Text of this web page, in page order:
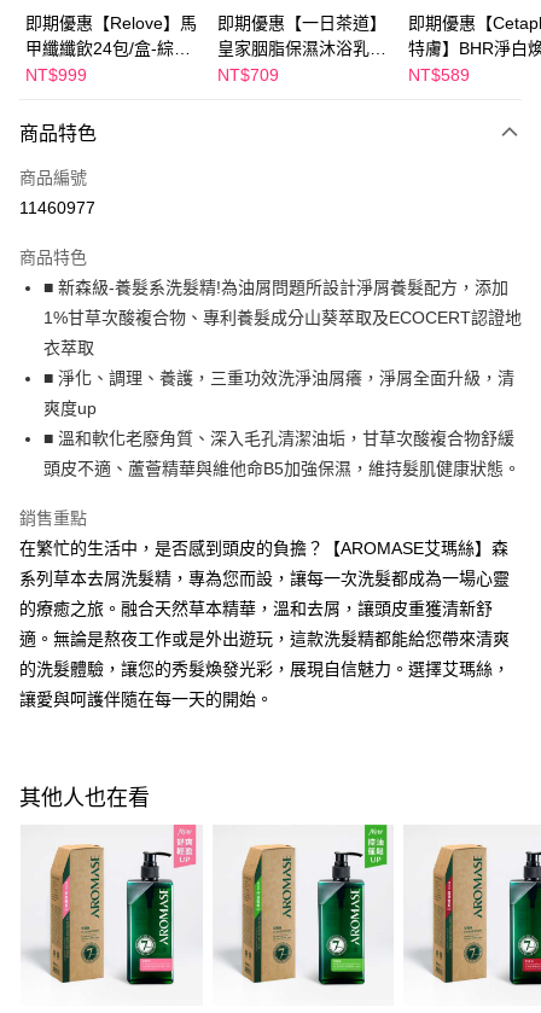
悠遊付
Google Pay
AFTEE先享後付
相關說明
【關於「AFTEE先享後付」】
便利好安心！
１．簡單：不需註冊會員、不需綁卡、不需儲值。
２．便利：只要手機號碼，簡訊認證，即可結帳。
３．安心：先確認商品／服務後，再付款。
【「AFTEE先享後付」結帳流程】
１．於結帳方式選擇「AFTEE先享後付」後，將跳轉至「AFTEE先享後付」
結帳頁面，進行簡訊認證並確認金額後，即可完成結帳。
２．訂單成立數日內，您將收到繳費通知簡訊。
３．收到繳費通知簡訊後14天內，點擊此簡訊中的連結，可透過四大超商／
ATM／網路銀行／等多元方式進行付款，方視為交易完成。
購買商品的店家。未經商家同意取消之訂單仍視為有效，需透過AFTEE先享
後付繳納相關費用。
※ 交易是否成功請以「AFTEE先享後付 」之結帳頁面顯示為準，若有關於
是否繳費成功／繳費後需取消欲退款等相關疑問，請聯繫「AFTEE先享後付
【注意事項】
１．透過由恩沛科技股份有限公司提供之「AFTEE先享後付」服務完成之交
易，需依本服務之必要範圍內提供個人資料，並將交易相關給付款項請求債
權轉讓予恩沛科技股份有限公司。
「AFTEE先享後付」，若未經同意申辦者引起之損失，本公司不負相關責
任。
４．使用「AFTEE先享後付」時，將依據個別帳號之用戶狀況，依本公司即
時審查核予不同之上限額度；若仍有額度不足之情形，本公司將視審查結果
請求用戶進行身份認證。
５．嚴禁一人註冊多個帳號或使用他人資訊註冊。若發現惡意使用之情形，
恩沛科技股份有限公司將有權停止該用戶之使用額度並採取法律行動。
ATM付款
運送方式
全家付款取貨
每筆NT$100，滿NT$600(含以上)免運費
付款後全家取貨
每筆NT$100，滿NT$600(含以上)免運費
萊爾富取貨付款
每筆NT$100，滿NT$600(含以上)免運費
付款後萊爾富取貨
每筆NT$100，滿NT$600(含以上)免運費
7-11付款取貨
每筆NT$100，滿NT$600(含以上)免運費
付款後7-11取貨
宅配
離島配送
每筆NT$150，滿NT$1,500(含以上)免運費
即期優惠【Relove】馬
甲纖纖飲24包/盒-綜合
口味(效期2027-01-22)
NT$999
即期優惠【一日茶道】
皇家胭脂保濕沐浴乳
600ml 效期2027/2/19
NT$709
即期優惠【
特膚】BHR淨白
妝水 150mL 效期
NT$589
商品特色
商品編號
11460977
商品特色
■ 新森級-養髮系洗髮精!為油屑問題所設計淨屑養髮配方，添加
1%甘草次酸複合物、專利養髮成分山葵萃取及ECOCERT認證地
衣萃取
■ 淨化、調理、養護，三重功效洗淨油屑癢，淨屑全面升級，清
爽度up
■ 溫和軟化老廢角質、深入毛孔清潔油垢，甘草次酸複合物舒緩
頭皮不適、蘆薈精華與維他命B5加強保濕，維持髮肌健康狀態。
銷售重點
在繁忙的生活中，是否感到頭皮的負擔？【AROMASE艾瑪絲】森
系列草本去屑洗髮精，專為您而設，讓每一次洗髮都成為一場心靈
的療癒之旅。融合天然草本精華，溫和去屑，讓頭皮重獲清新舒
適。無論是熬夜工作或是外出遊玩，這款洗髮精都能給您帶來清爽
的洗髮體驗，讓您的秀髮煥發光彩，展現自信魅力。選擇艾瑪絲，
讓愛與呵護伴隨在每一天的開始。
其他人也在看